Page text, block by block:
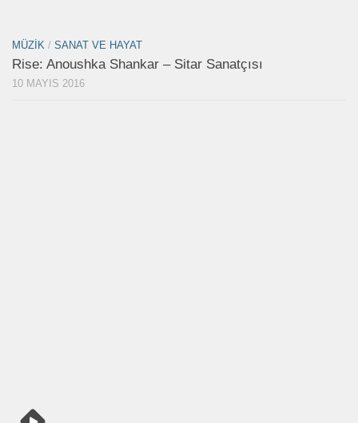
MÜZIK / SANAT VE HAYAT
Rise: Anoushka Shankar – Sitar Sanatçısı
10 MAYIS 2016